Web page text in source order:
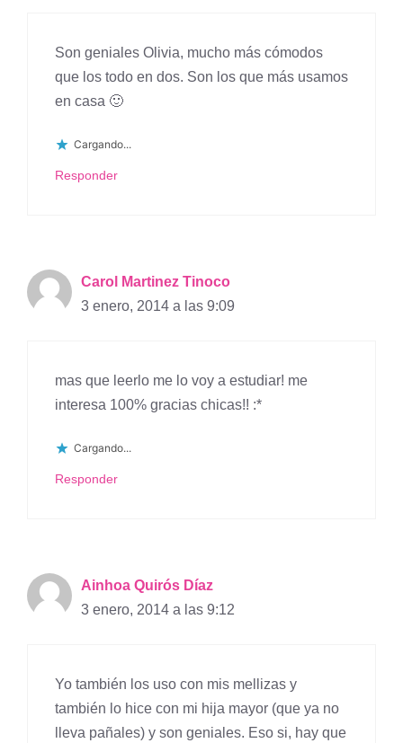
Son geniales Olivia, mucho más cómodos
que los todo en dos. Son los que más usamos
en casa 🙂
Cargando...
Responder
Carol Martinez Tinoco
3 enero, 2014 a las 9:09
mas que leerlo me lo voy a estudiar! me
interesa 100% gracias chicas!! :*
Cargando...
Responder
Ainhoa Quirós Díaz
3 enero, 2014 a las 9:12
Yo también los uso con mis mellizas y
también lo hice con mi hija mayor (que ya no
lleva pañales) y son geniales. Eso si, hay que